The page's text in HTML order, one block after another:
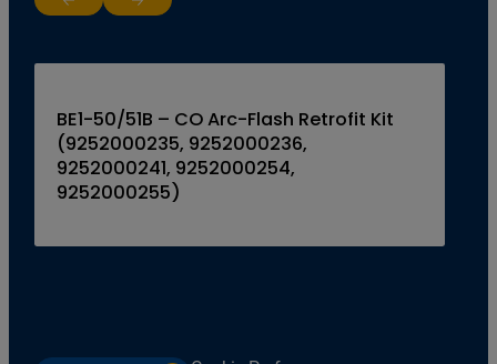
Return to previous slide
Jump to next slide
BE1-50/51B – CO Arc-Flash Retrofit Kit
(9252000235, 9252000236,
9252000241, 9252000254,
9252000255)